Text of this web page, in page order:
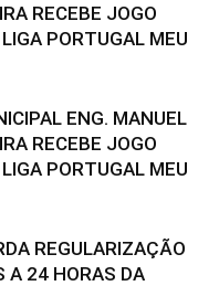
RECEBE JOGO
PORTUGAL MEU
ENG. MANUEL
RECEBE JOGO
PORTUGAL MEU
REGULARIZAÇÃO
A 24 HORAS DA